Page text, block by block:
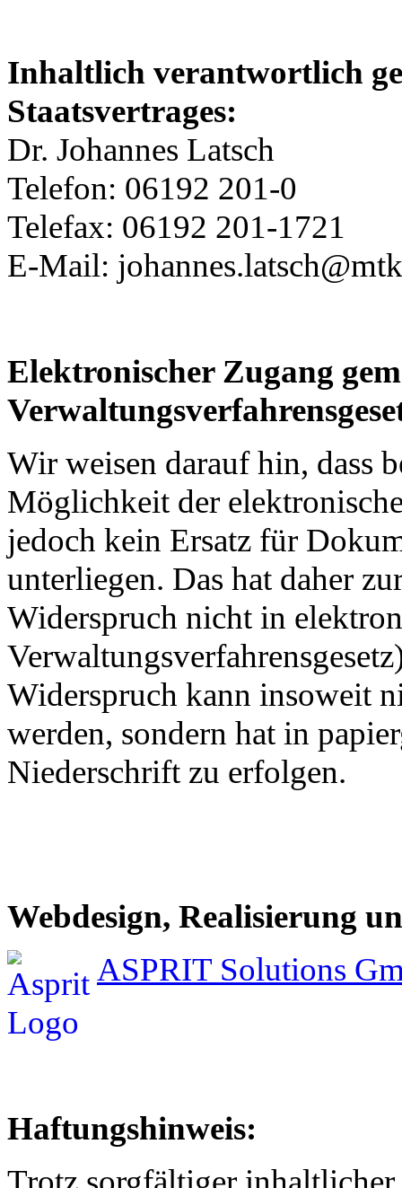
Inhaltlich verantwortlich
Staatsvertrages:
Dr. Johannes Latsch
Telefon: 06192 201-0
Telefax: 06192 201-1721
E-Mail:
Elektronischer Zugang
Wir weisen darauf hin, dass
Möglichkeit der
jedoch kein Ersatz für
unterliegen. Das hat daher
Widerspruch nicht in
Widerspruch kann insoweit
werden, sondern hat in
Niederschrift zu erfolgen.
Webdesign, Realisierung
ASPRIT Solutions
Haftungshinweis: